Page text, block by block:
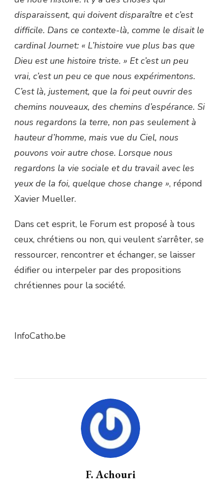
disparaissent, qui doivent disparaître et c’est
difficile. Dans ce contexte-là, comme le disait le
cardinal Journet: « L’histoire vue plus bas que
Dieu est une histoire triste. » Et c’est un peu
vrai, c’est un peu ce que nous expérimentons.
C’est là, justement, que la foi peut ouvrir des
chemins nouveaux, des chemins d’espérance. Si
nous regardons la terre, non pas seulement à
hauteur d’homme, mais vue du Ciel, nous
pouvons voir autre chose. Lorsque nous
regardons la vie sociale et du travail avec les
yeux de la foi, quelque chose change », répond
Xavier Mueller.
Dans cet esprit, le Forum est proposé à tous
ceux, chrétiens ou non, qui veulent s’arrêter, se
ressourcer, rencontrer et échanger, se laisser
édifier ou interpeler par des propositions
chrétiennes pour la société.
InfoCatho.be
F. Achouri